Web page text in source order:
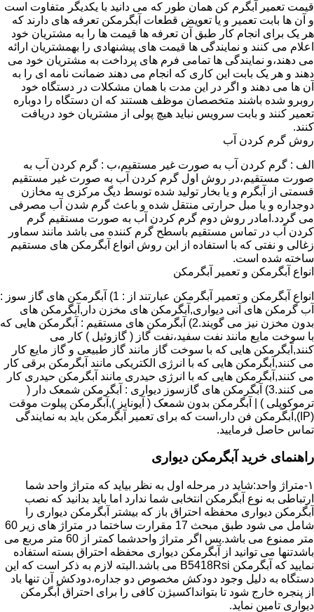
قیمت تعمیر آبگرم کن همان طور که می دانید با یکدیگر متفاوت است
و آن ها بابت تعمیر و یا تعویض قطعات آبگرمکن تعرفه های دارند که
هر یک برای انجام کار طبق آن تعرفه ها قیمت ها را به مشتریان خود
اعلام می کنند و نمایندگی ها قیمت های پیشنهادی را بهمشتریان ارائه
می دهند،و نمایندگی ها تمامی فرم های پرداخت به مشتریان خود می
دهند و هر یک بابت این کاری که انجام می دهند ضمانت نامه ای را به
آن ها می دهند و اگر در این مدت با همان مشکلات در دستگاه خود
روبرو شده باشند متخصصان موظف هستند که ان دستگاه را دوباره
تعمیر کنند و بابت سرویس نباید هیچ پولی از مشتریان خود دریافت
کنند.
روش گرم کردن آب
الف : گرم کردن آب به صورت غیر مستقیم،ب : گرم کردن آب به
صورت مستقیم،در روش اول گرم کردن آب به صورت غیر مستقیم
قسمتی از آبگرم و یا بخار تولید شده توسط دیگ مرکزی به مخازن
دوجداره و یا مبل حرارتی منتقل شده و باعث گرم شدن آب مصرفی
می گردد.امادر روش دوم گرم کردن آب به صورت مستقیم گرم
کردن آب در تماس مستقیم باسطح گرم کننده می باشد مانند سماور
زغالی و نفتی که با استفاده از این روش انواع آبگرمکن های مستقیم
ساخته شده است.
انواع آبگرمکن و تعمیر آبگرمکن
انواع آبگرمکن و تعمیر آبگرمکن عبارتند از : 1) آبگرمکن های گاز سوز :
آب گرمکن های آنی دیواری,آبگرمکن های مخزن دار,آبگرمکن های
بدون مخزن نیز می گویند.2) آبگرمکن های مستقیم : آبگرمکن هایی که
با سوخت مایع مانند نفت سفید،نفت گاز ( گازوئیل ) کار می
کنند,آبگرمکن هایی که با سوخت گاز مانند گاز طبیعی و گاز مایع کار
می کنند,آبگرمکن هایی که با انرژی الکتریکی مانند آبگرمکن برقی کار
می کنند,آبگرمکن هایی که با انرژی حیدری مانند آبگرمکن حیدری کار
می کنند.3) آبگرمکن های گازسوز دیواری : آبگرمکن شمعک دار (
ترموکوپلی ) | آبگرمکن بدون شمعک ( آیونایز ),آبگرمکن پیلوت موقت
(IP),آبگرمکن فن دار،است که برای تعمیر آبگرمکن باید به نمایندگی
تماس حاصل فرمایید.
راهنمای خرید آبگرمکن دیواری
۱-متراژ واحد:شاید در مرحله اول به نظر بیاید که متراژ واحد شما
ارتباطی به نوع آبگرمکن انتخابی شما ندارد اما باید بدانید که نصب
آبگرمکن دیواری محفظه احتراق باز که بیشتر آبگرمکن دیواری را
شامل می شود طبق مبحث 17 مقرارت ساختما در متراژ های زیر 60
متر ممنوع می باشد.پس اگر متراژ واحدشما کمتر از 60 متر مربع می
باشدتنها می توانید از آبگرمکن دیواری محفظه احتراق بسته استفاده
نمایید که آبگرمکن B5418Rsi می باشد.البته لازم به ذکر است که این
دستگاه به دلیل وجود دودکش مخصوص دو جداره،دودکش آن تنها باد
از پنجره خارج شود تا بتوانداکسیژن کافی را برای احتراق آبگرمکن
دیواری تامین نماید.